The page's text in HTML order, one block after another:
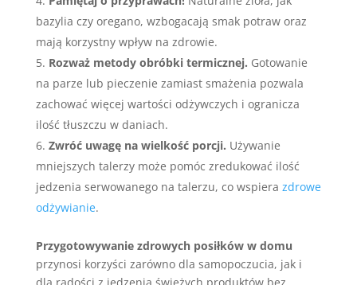
bazylia czy oregano, wzbogacają smak potraw oraz
mają korzystny wpływ na zdrowie.
Rozważ metody obróbki termicznej. Gotowanie
na parze lub pieczenie zamiast smażenia pozwala
zachować więcej wartości odżywczych i ogranicza
ilość tłuszczu w daniach.
Zwróć uwagę na wielkość porcji. Używanie
mniejszych talerzy może pomóc zredukować ilość
jedzenia serwowanego na talerzu, co wspiera zdrowe
odżywianie.
Przygotowywanie zdrowych posiłków w domu
przynosi korzyści zarówno dla samopoczucia, jak i